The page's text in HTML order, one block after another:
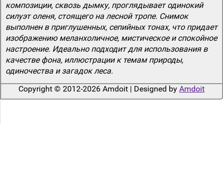
композиции, сквозь дымку, проглядывает одинокий
силуэт оленя, стоящего на лесной тропе. Снимок
выполнен в приглушенных, сепийных тонах, что придает
изображению меланхоличное, мистическое и спокойное
настроение. Идеально подходит для использования в
качестве фона, иллюстрации к темам природы,
одиночества и загадок леса.
Copyright © 2012-2026 Amdoit | Designed by Amdoit